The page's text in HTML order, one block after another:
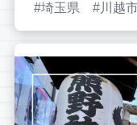
埼玉県 川越